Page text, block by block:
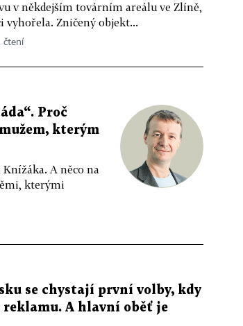
v někdejším továrním areálu ve Zlíně,
vyhořela. Zničený objekt...
čtení
Proč
kterým
A něco na
kterými
se chystají první volby, kdy
A hlavní oběť je